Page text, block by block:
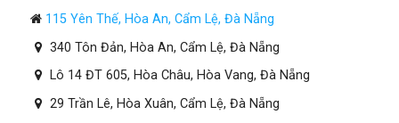
115 Yên Thế, Hòa An, Cẩm Lệ, Đà Nẵng
340 Tôn Đản, Hòa An, Cẩm Lệ, Đà Nẵng
Lô 14 ĐT 605, Hòa Châu, Hòa Vang, Đà Nẵng
29 Trần Lê, Hòa Xuân, Cẩm Lệ, Đà Nẵng